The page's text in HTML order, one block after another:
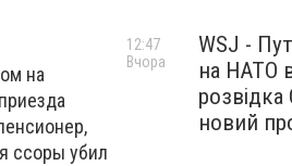
на
ссоры убил
WSJ -
на НАТО
новий
12:47
Вчора